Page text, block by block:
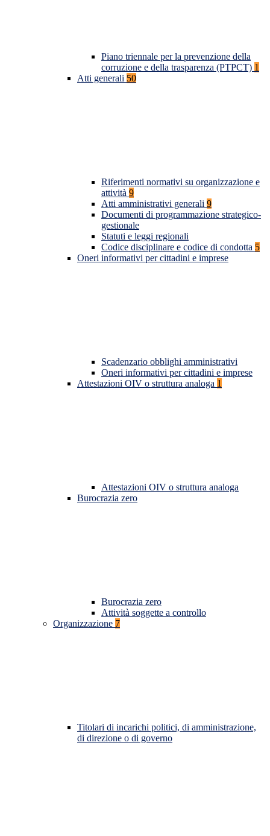
Piano triennale per la prevenzione della
corruzione e della trasparenza (PTPCT) 1
Atti generali 50
Riferimenti normativi su organizzazione e
attività 9
Atti amministrativi generali 9
Documenti di programmazione strategico-
gestionale
Statuti e leggi regionali
Codice disciplinare e codice di condotta 5
Oneri informativi per cittadini e imprese
Scadenzario obblighi amministrativi
Oneri informativi per cittadini e imprese
Attestazioni OIV o struttura analoga 1
Attestazioni OIV o struttura analoga
Burocrazia zero
Burocrazia zero
Attività soggette a controllo
Organizzazione 7
Titolari di incarichi politici, di amministrazione,
di direzione o di governo